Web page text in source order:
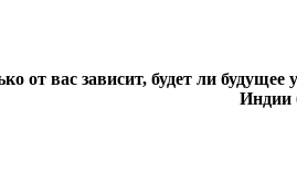
от вас зависит, будет ли
Индии